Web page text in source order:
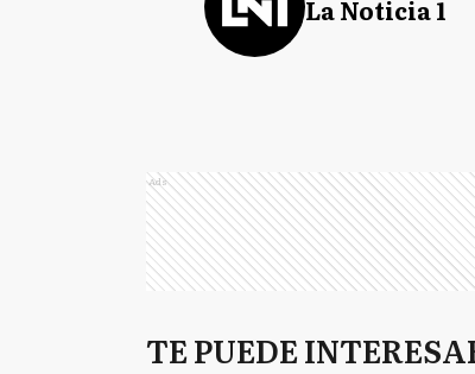
La Noticia 1
Ads
TE PUEDE